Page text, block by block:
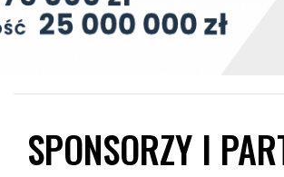
SPONSORZY I